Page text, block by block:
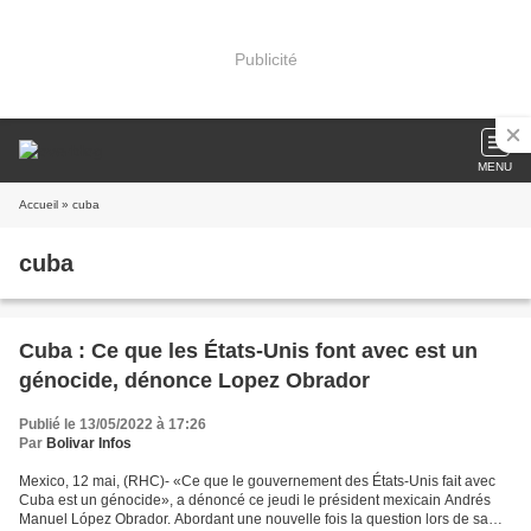
Publicité
MENU
Accueil » cuba
cuba
Cuba : Ce que les États-Unis font avec est un
génocide, dénonce Lopez Obrador
Publié le 13/05/2022 à 17:26
Par Bolivar Infos
Mexico, 12 mai, (RHC)- «Ce que le gouvernement des États-Unis fait avec
Cuba est un génocide», a dénoncé ce jeudi le président mexicain Andrés
Manuel López Obrador. Abordant une nouvelle fois la question lors de sa